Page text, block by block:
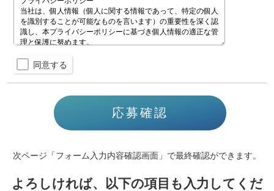
同意する
次ページ「フォーム入力内容確認画面」で最終確認ができます。
よろしければ、以下の項目も入力してくだ